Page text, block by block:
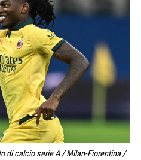
di calcio serie A / Milan-Fiorentina /